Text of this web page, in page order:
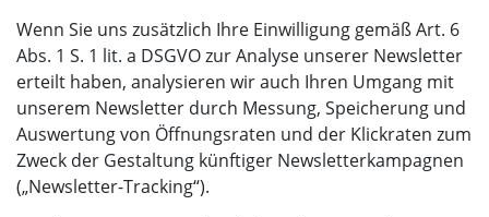
Wenn Sie uns zusätzlich Ihre Einwilligung gemäß Art. 6
Abs. 1 S. 1 lit. a DSGVO zur Analyse unserer Newsletter
erteilt haben, analysieren wir auch Ihren Umgang mit
unserem Newsletter durch Messung, Speicherung und
Auswertung von Öffnungsraten und der Klickraten zum
Zweck der Gestaltung künftiger Newsletterkampagnen
(„Newsletter-Tracking“).